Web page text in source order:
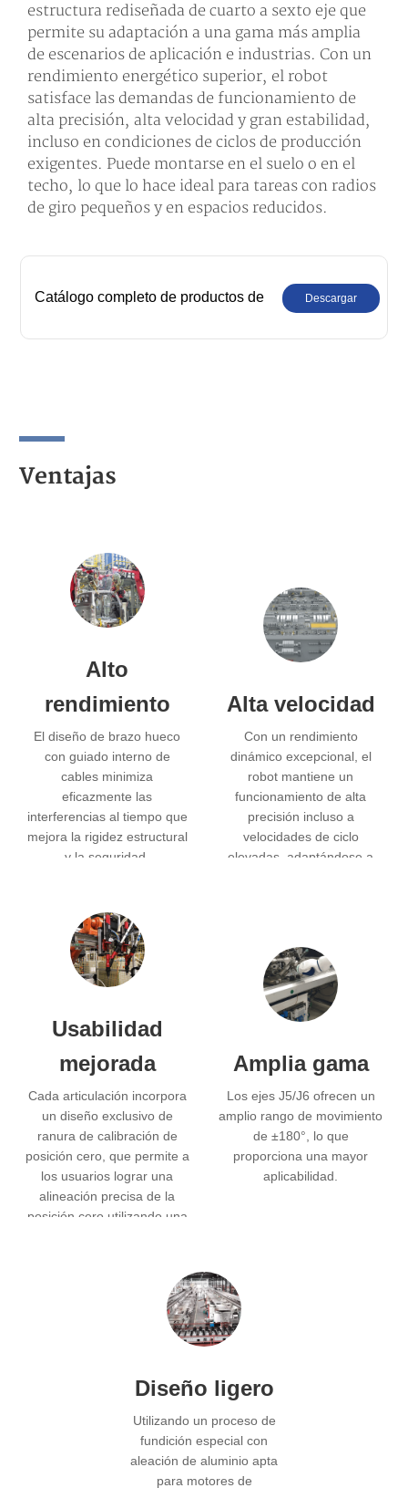
estructura rediseñada de cuarto a sexto eje que
permite su adaptación a una gama más amplia
de escenarios de aplicación e industrias. Con un
rendimiento energético superior, el robot
satisface las demandas de funcionamiento de
alta precisión, alta velocidad y gran estabilidad,
incluso en condiciones de ciclos de producción
exigentes. Puede montarse en el suelo o en el
techo, lo que lo hace ideal para tareas con radios
de giro pequeños y en espacios reducidos.
Catálogo completo de productos de Descargar
Ventajas
Alto
rendimiento
El diseño de brazo hueco
con guiado interno de
cables minimiza
eficazmente las
interferencias al tiempo que
mejora la rigidez estructural
y la seguridad.
Alta velocidad
Con un rendimiento
dinámico excepcional, el
robot mantiene un
funcionamiento de alta
precisión incluso a
velocidades de ciclo
elevadas, adaptándose a
Usabilidad
mejorada
Cada articulación incorpora
un diseño exclusivo de
ranura de calibración de
posición cero, que permite a
los usuarios lograr una
alineación precisa de la
posición cero utilizando una
Amplia gama
Los ejes J5/J6 ofrecen un
amplio rango de movimiento
de ±180°, lo que
proporciona una mayor
aplicabilidad.
Diseño ligero
Utilizando un proceso de
fundición especial con
aleación de aluminio apta
para motores de